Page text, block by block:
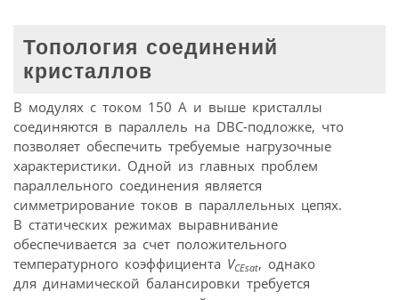
Топология соединений
кристаллов
В модулях с током 150 А и выше кристаллы
соединяются в параллель на DBC-подложке, что
позволяет обеспечить требуемые нагрузочные
характеристики. Одной из главных проблем
параллельного соединения является
симметрирование токов в параллельных цепях.
В статических режимах выравнивание
обеспечивается за счет положительного
температурного коэффициента VCEsat, однако
для динамической балансировки требуется